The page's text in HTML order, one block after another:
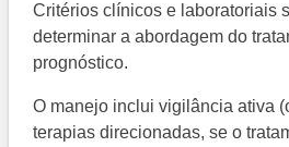
Critérios clínicos e laboratoriais
determinar a abordagem do
prognóstico.
O manejo inclui vigilância ativa
terapias direcionadas, se o